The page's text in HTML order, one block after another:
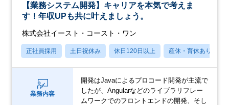
【業務システム開発】キャリアを本気で考えま
す！年収UPも共に叶えましょう。
株式会社イースト・コースト・ワン
正社員採用 土日祝休み 休日120日以上 産休・育休あり
業務内容
開発はJavaによるプロコード開発が主流で
したが、Angularなどのライブラリフレー
ムワークでのフロントエンドの開発、そし